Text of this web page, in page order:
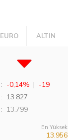
EURO ALTIN
: -0,14% | -19
: 13.827
: 13.799
En Yüksek
13.956